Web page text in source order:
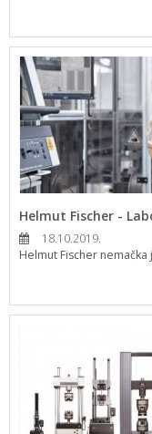
Helmut Fischer -
18.10.2019.
Helmut Fischer